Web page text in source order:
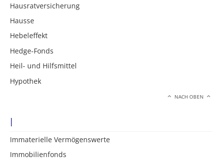
Hausratversicherung
Hausse
Hebeleffekt
Hedge-Fonds
Heil- und Hilfsmittel
Hypothek
NACH OBEN
I
Immaterielle Vermögenswerte
Immobilienfonds